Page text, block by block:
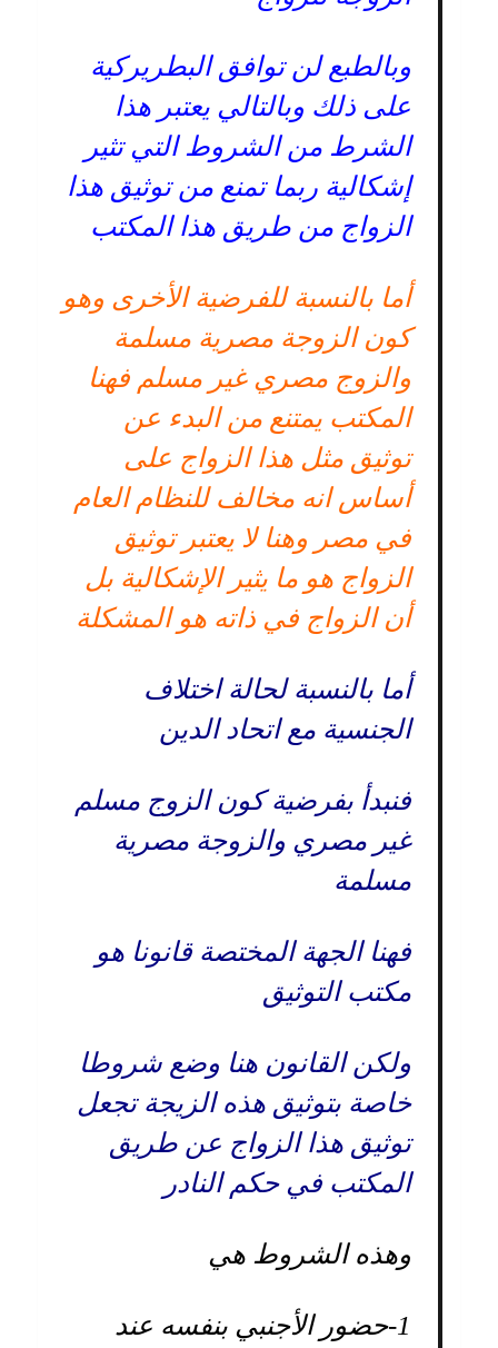
وبالطبع لن توافق البطريركية
على ذلك وبالتالي يعتبر هذا
الشرط من الشروط التي تثير
إشكالية ربما تمنع من توثيق هذا
الزواج من طريق هذا المكتب
أما بالنسبة للفرضية الأخرى وهو
كون الزوجة مصرية مسلمة
والزوج مصري غير مسلم فهنا
المكتب يمتنع من البدء عن
توثيق مثل هذا الزواج على
أساس انه مخالف للنظام العام
في مصر وهنا لا يعتبر توثيق
الزواج هو ما يثير الإشكالية بل
أن الزواج في ذاته هو المشكلة
أما بالنسبة لحالة اختلاف
الجنسية مع اتحاد الدين
فنبدأ بفرضية كون الزوج مسلم
غير مصري والزوجة مصرية
مسلمة
فهنا الجهة المختصة قانونا هو
مكتب التوثيق
ولكن القانون هنا وضع شروطا
خاصة بتوثيق هذه الزيجة تجعل
توثيق هذا الزواج عن طريق
المكتب في حكم النادر
وهذه الشروط هي
1- حضور الأجنبي بنفسه عند